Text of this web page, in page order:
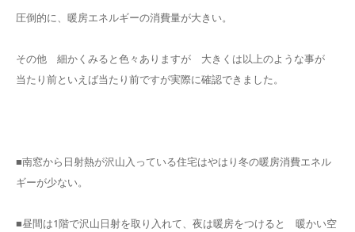
圧倒的に、暖房エネルギーの消費量が大きい。
その他 細かくみると色々ありますが 大きくは以上のような事が
当たり前といえば当たり前ですが実際に確認できました。
■南窓から日射熱が沢山入っている住宅はやはり冬の暖房消費エネル
ギーが少ない。
■昼間は1階で沢山日射を取り入れて、夜は暖房をつけると 暖かい空